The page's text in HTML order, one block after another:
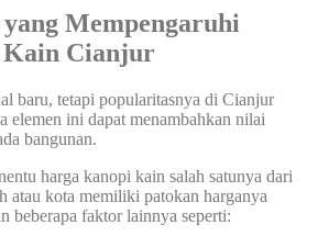
Mempengaruhi
Cianjur
baru, tetapi popularitasnya di Cianjur
elemen ini dapat menambahkan nilai
bangunan.
harga kanopi kain salah satunya dari
atau kota memiliki patokan harganya
beberapa faktor lainnya seperti: